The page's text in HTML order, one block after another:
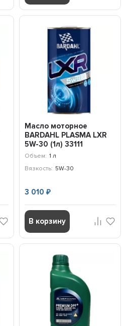
Масло моторное
BARDAHL PLASMA LXR
5W-30 (1л) 33111
Объем: 1 л
Вязкость: 5W-30
3 010 ₽
В корзину